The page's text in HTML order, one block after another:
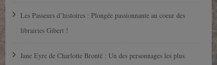
Les Passeurs d’histoires : Plongée passionnante au coeur des
librairies Gibert !
Jane Eyre de Charlotte Brontë : Un des personnages les plus